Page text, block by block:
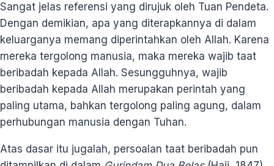
Sangat jelas referensi yang dirujuk oleh Tuan Pendeta.
Dengan demikian, apa yang diterapkannya di dalam
keluarganya memang diperintahkan oleh Allah. Karena
mereka tergolong manusia, maka mereka wajib taat
beribadah kepada Allah. Sesungguhnya, wajib
beribadah kepada Allah merupakan perintah yang
paling utama, bahkan tergolong paling agung, dalam
perhubungan manusia dengan Tuhan.
Atas dasar itu jugalah, persoalan taat beribadah pun